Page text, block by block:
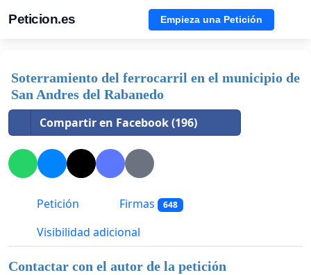
Peticion.es Empieza una Petición
Soterramiento del ferrocarril en el municipio de
San Andres del Rabanedo
Compartir en Facebook (196)
Petición Firmas 648
Visibilidad adicional
Contactar con el autor de la petición